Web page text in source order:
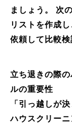
ましょう。 次
リストを作成
依頼して比較検
立ち退きの際
ルの重要性
「引っ越しが
ハウスクリーニ